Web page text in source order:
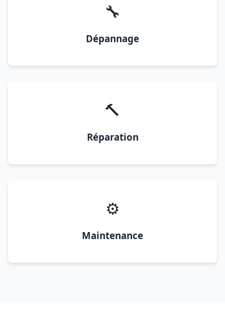
🔧
Dépannage
🔨
Réparation
⚙️
Maintenance